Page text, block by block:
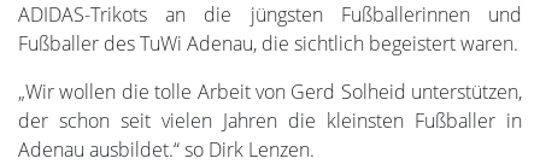
ADIDAS-Trikots an die jüngsten Fußballerinnen und
Fußballer des TuWi Adenau, die sichtlich begeistert waren.
„Wir wollen die tolle Arbeit von Gerd Solheid unterstützen,
der schon seit vielen Jahren die kleinsten Fußballer in
Adenau ausbildet.“ so Dirk Lenzen.